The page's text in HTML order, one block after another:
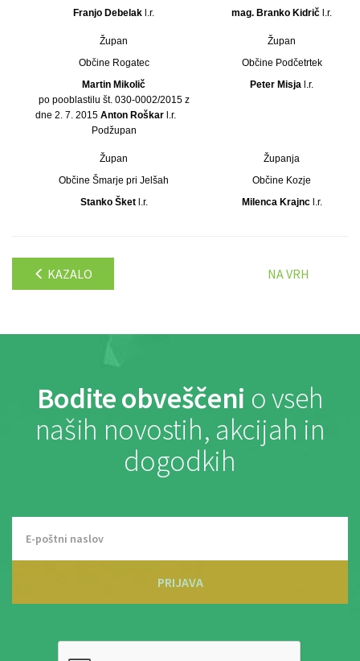
Franjo Debelak l.r. mag. Branko Kidrič l.r.
Župan
Župan
Občine Rogatec
Občine Podčetrtek
Martin Mikolič
po pooblastilu št. 030-0002/2015 z
dne 2. 7. 2015 Anton Roškarl.r.
Podžupan
Peter Misja l.r.
Župan
Županja
Občine Šmarje pri Jelšah
Občine Kozje
Stanko Šketl.r. Milenca Krajncl.r.
KAZALO NA VRH
Bodite obveščeni o vseh
naših novostih, akcijah in
dogodkih
PRIJAVA